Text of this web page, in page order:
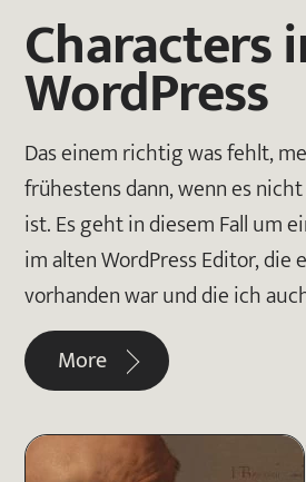
Characters
WordPress
Das einem richtig was fehlt,
frühestens dann, wenn es
ist. Es geht in diesem Fall um
im alten WordPress Editor,
vorhanden war und die ich
More